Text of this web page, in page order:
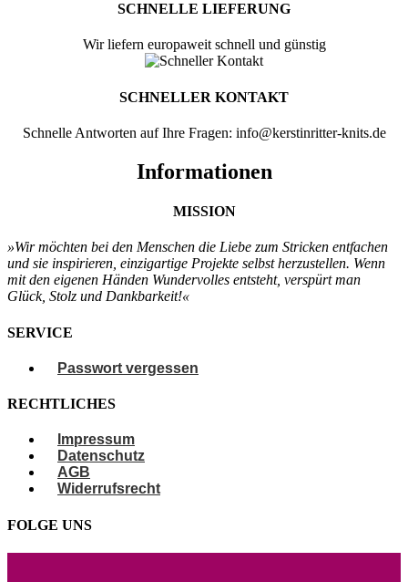
SCHNELLE LIEFERUNG
Wir liefern europaweit schnell und günstig
SCHNELLER KONTAKT
Schnelle Antworten auf Ihre Fragen: info@kerstinritter-knits.de
Informationen
MISSION
»Wir möchten bei den Menschen die Liebe zum Stricken entfachen
und sie inspirieren, einzigartige Projekte selbstherzustellen. Wenn
mit den eigenen Händen Wundervolles entsteht, verspürtman
Glück, Stolz und Dankbarkeit!«
SERVICE
Passwort vergessen
RECHTLICHES
Impressum
Datenschutz
AGB
Widerrufsrecht
FOLGE UNS